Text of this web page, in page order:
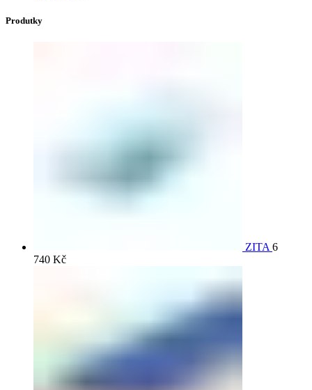
Produtky
ZITA 6
740 Kč